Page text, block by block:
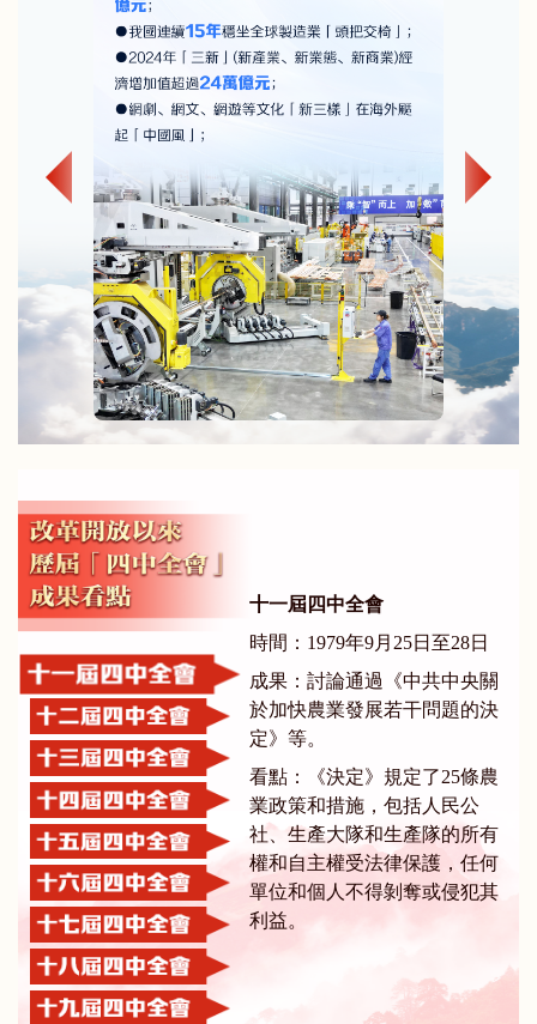
十一屆四中全會
時間：1979年9月25日至28日
成果：討論通過《中共中央關
於加快農業發展若干問題的決
定》等。
看點：《決定》規定了25條農
業政策和措施，包括人民公
社、生產大隊和生產隊的所有
權和自主權受法律保護，任何
單位和個人不得剝奪或侵犯其
利益。